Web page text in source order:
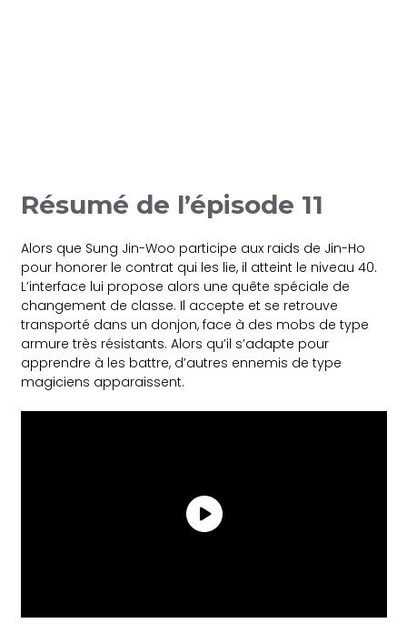
Résumé de l’épisode 11
Alors que Sung Jin-Woo participe aux raids de Jin-Ho
pour honorer le contrat qui les lie, il atteint le niveau 40.
L’interface lui propose alors une quête spéciale de
changement de classe. Il accepte et se retrouve
transporté dans un donjon, face à des mobs de type
armure très résistants. Alors qu’il s’adapte pour
apprendre à les battre, d’autres ennemis de type
magiciens apparaissent.